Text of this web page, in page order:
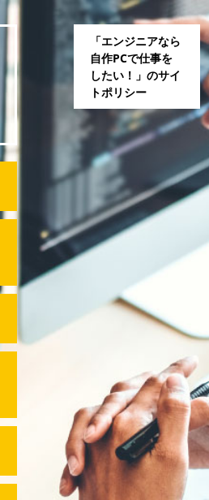
「エンジニアなら
自作PCで仕事を
したい！」のサイ
トポリシー